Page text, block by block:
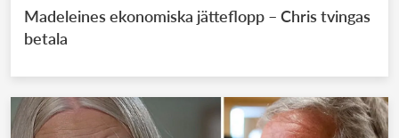
Madeleines ekonomiska jätteflopp – Chris tvingas
betala